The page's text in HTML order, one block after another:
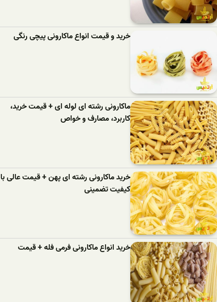
خرید و قیمت انواع ماکارونی پیچی رنگی
ماکارونی رشته ای لوله ای + قیمت خرید،
کاربرد، مصارف و خواص
خرید ماکارونی رشته ای پهن + قیمت عالی با
کیفیت تضمینی
خرید انواع ماکارونی فرمی فله + قیمت